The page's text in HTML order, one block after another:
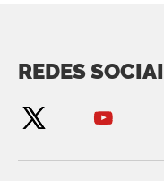
REDES